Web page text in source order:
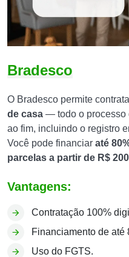
Bradesco
O Bradesco permite
de casa — todo o processo
ao fim, incluindo o registro
Você pode financiar até
parcelas a partir de R$
Vantagens:
Contratação 100%
Financiamento de até
Uso do FGTS.